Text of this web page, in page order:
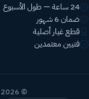
24 ساعة — طول الأسبوع
ضمان 6 شهور
قطع غيار أصلية
فنيين معتمدين
© 2026